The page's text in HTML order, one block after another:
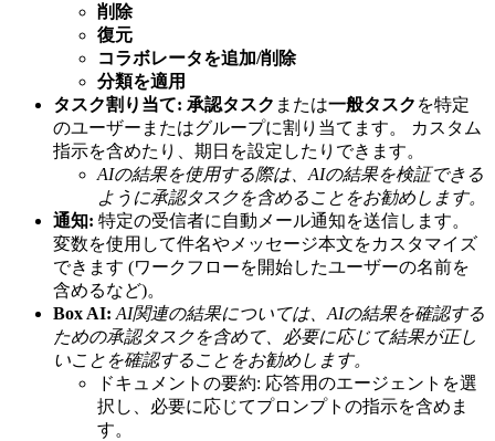
削除
復元
コラボレータを追加/削除
分類を適用
タスク割り当て: 承認タスク または一般タスク を特定
のユーザーまたはグループに割り当てます。 カスタム
指示を含めたり、期日を設定したりできます。
AIの結果を使用する際は、AIの結果を検証できる
ように承認タスクを含めることをお勧めします。
通知: 特定の受信者に自動メール通知を送信します。
変数を使用して件名やメッセージ本文をカスタマイズ
できます (ワークフローを開始したユーザーの名前を
含めるなど)。
Box AI: AI関連の結果については、AIの結果を確認する
ための承認タスクを含めて、必要に応じて結果が正し
いことを確認することをお勧めします。
ドキュメントの要約: 応答用のエージェントを選
択し、必要に応じてプロンプトの指示を含めま
す。